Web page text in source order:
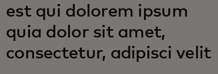
est qui dolorem ipsum
quia dolor sit amet,
consectetur, adipisci velit